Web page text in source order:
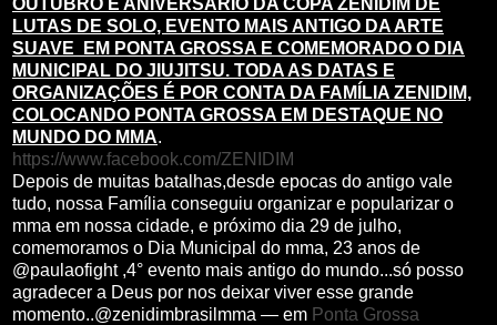
LUTAS DE SOLO, EVENTO MAIS ANTIGO DA ARTE
SUAVE EM PONTA GROSSA E COMEMORADO O DIA
MUNICIPAL DO JIUJITSU. TODA AS DATAS E
ORGANIZAÇÕES É POR CONTA DA FAMÍLIA ZENIDIM,
COLOCANDO PONTA GROSSA EM DESTAQUE NO
MUNDO DO MMA.
https://www.facebook.com/ZENIDIM
Depois de muitas batalhas,desde epocas do antigo vale
tudo, nossa Família conseguiu organizar e popularizar o
mma em nossa cidade, e próximo dia 29 de julho,
comemoramos o Dia Municipal do mma, 23 anos de
@paulaofight ,4° evento mais antigo do mundo...só posso
agradecer a Deus por nos deixar viver esse grande
momento..@zenidimbrasilmma — em Ponta Grossa